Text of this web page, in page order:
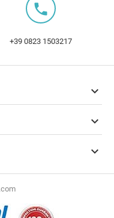
local_phone
+39 0823 1503217


